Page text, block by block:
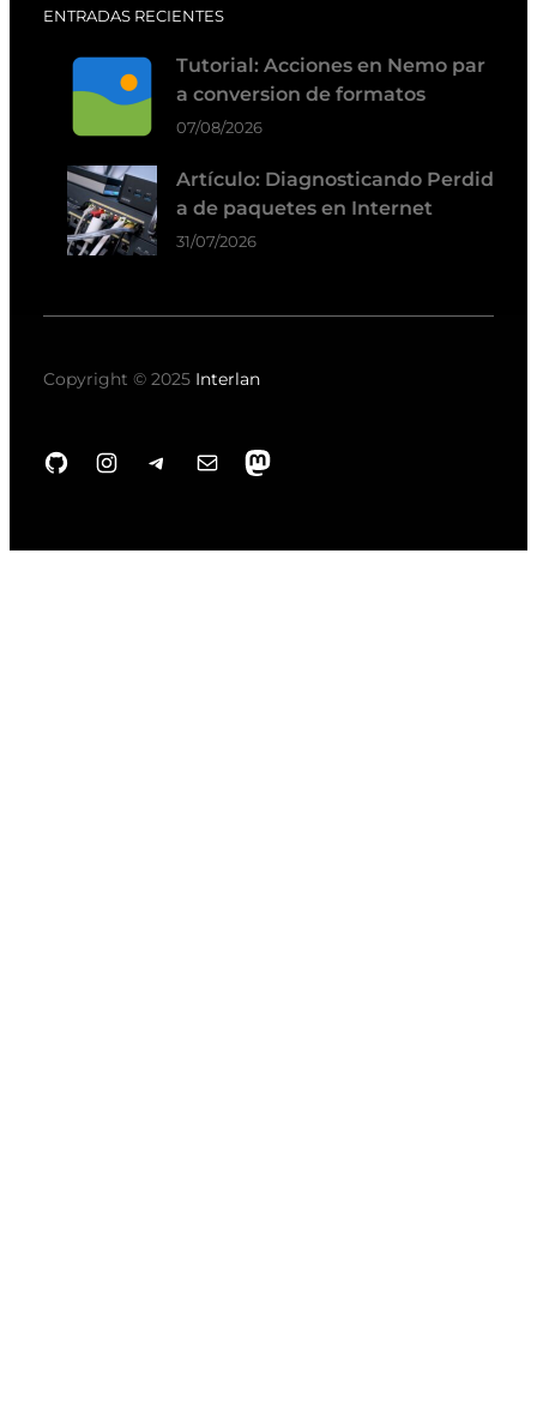
ENTRADAS RECIENTES
Tutorial: Acciones en Nemo par
a conversion de formatos
07/08/2026
Artículo: Diagnosticando Perdid
a de paquetes en Internet
31/07/2026
Copyright © 2025 Interlan
GitHub Instagram Telegram Correo electrónico Mastodon